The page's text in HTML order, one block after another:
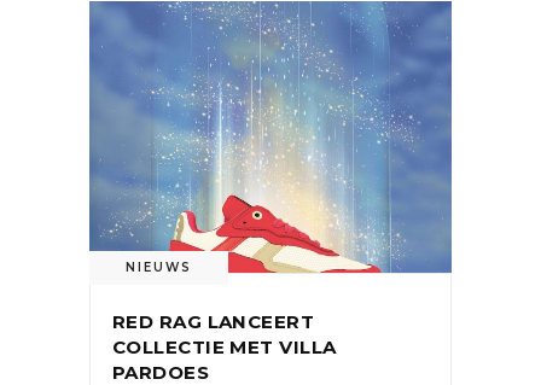
NIEUWS
RED RAG LANCEERT
COLLECTIE MET VILLA
PARDOES